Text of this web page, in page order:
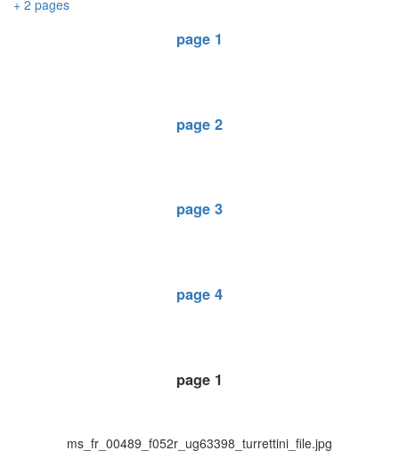
+ 2 pages
page 1
page 2
page 3
page 4
page 1
ms_fr_00489_f052r_ug63398_turrettini_file.jpg